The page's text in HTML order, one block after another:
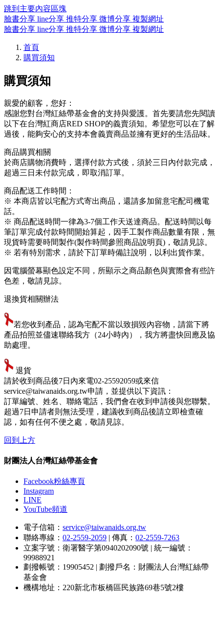
跳到主要內容區塊
臉書分享 line分享 推特分享 微博分享 複製網址
臉書分享 line分享 推特分享 微博分享 複製網址
首頁
購買須知
購買須知
親愛的顧客，您好：
感謝您對台灣紅絲帶基金會的支持與愛護。首先要請您先閱讀
以下在台灣紅商店RED SHOP的義賣須知。希望您可以在了解
過後，能夠安心的支持本會義賣商品並擁有更好的生活品味。
商品購買相關
於商店購物消費時，選擇付款方式後，須於三日內付款完成，
超過三日未付款完成，即取消訂單。
商品配送工作時間：
※ 本商店皆以宅配方式寄出商品，還請多加留意宅配司機電
話。
※ 商品配送時間一律為3-7個工作天送達商品。配送時間以每
筆訂單完成付款時間開始算起，因手工製作商品數量有限，無
現貨時需要時間製作(製作時間參照商品說明頁)，敬請見諒。
※ 若有特別需求，請於下訂單時備註說明，以利出貨作業。
因電腦螢幕顯色設定不同，所顯示之商品顏色與實際會有些許
色差，敬請見諒。
退換貨相關辦法
若您收到產品，認為宅配不當以致損毀內容物，請當下將
產品拍照並儘速聯絡我方（24小時內），我方將盡快回應及協
助處理。
退貨
請於收到商品後7日內來電02-25592059或來信
service@taiwanaids.org.tw申請，並提供以下資訊：
訂單編號、姓名、聯絡電話，我們會在收到申請後與您聯繫。
超過7日申請者則無法受理，建議收到商品後請立即檢查確
認，如有任何不便之處，敬請見諒。
回到上方
財團法人台灣紅絲帶基金會
Facebook粉絲專頁
Instagram
LINE
YouTube頻道
電子信箱： service@taiwanaids.org.tw
聯絡專線： 02-2559-2059 | 傳真： 02-2559-7263
立案字號：衛署醫字第0940202090號 | 統一編號：
99988921
劃撥帳號：19905452 | 劃撥戶名：財團法人台灣紅絲帶
基金會
機構地址：220新北市板橋區民族路69巷5號2樓